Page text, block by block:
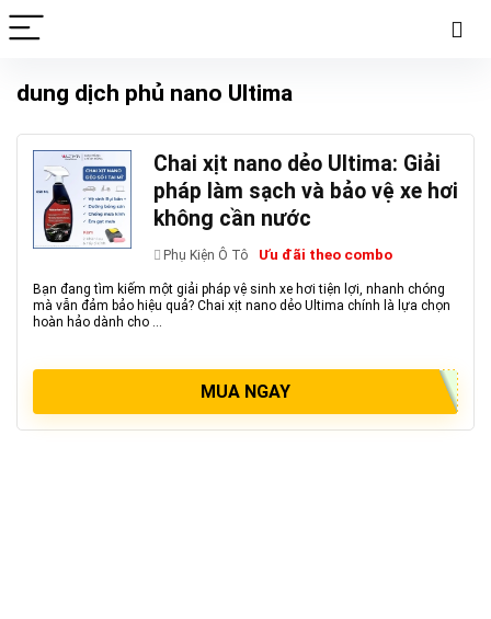
dung dịch phủ nano Ultima
Chai xịt nano dẻo Ultima: Giải
pháp làm sạch và bảo vệ xe hơi
không cần nước
Phụ Kiện Ô Tô Ưu đãi theo combo
Bạn đang tìm kiếm một giải pháp vệ sinh xe hơi tiện lợi, nhanh chóng
mà vẫn đảm bảo hiệu quả? Chai xịt nano dẻo Ultima chính là lựa chọn
hoàn hảo dành cho ...
MUA NGAY